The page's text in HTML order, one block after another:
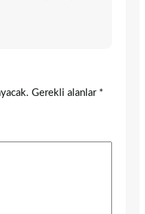
Gerekli alanlar *